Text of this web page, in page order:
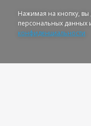
Нажимая на кнопку, вы
персональных данных
конфиденциальности